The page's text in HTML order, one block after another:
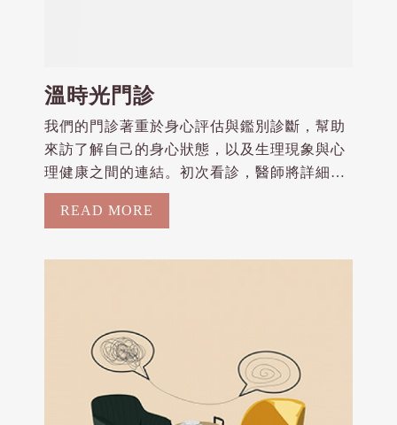
溫時光門診
我們的門診著重於身心評估與鑑別診斷，幫助
來訪了解自己的身心狀態，以及生理現象與心
理健康之間的連結。初次看診，醫師將詳細評
估您的生理與心理狀態，以及可能的壓力來
源，協助您初步了解自身的整體狀況後，...
READ MORE